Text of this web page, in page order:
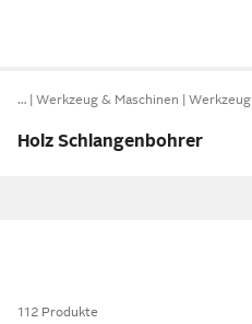
… Werkzeug & Maschinen Werkzeug
Holz Schlangenbohrer
112 Produkte